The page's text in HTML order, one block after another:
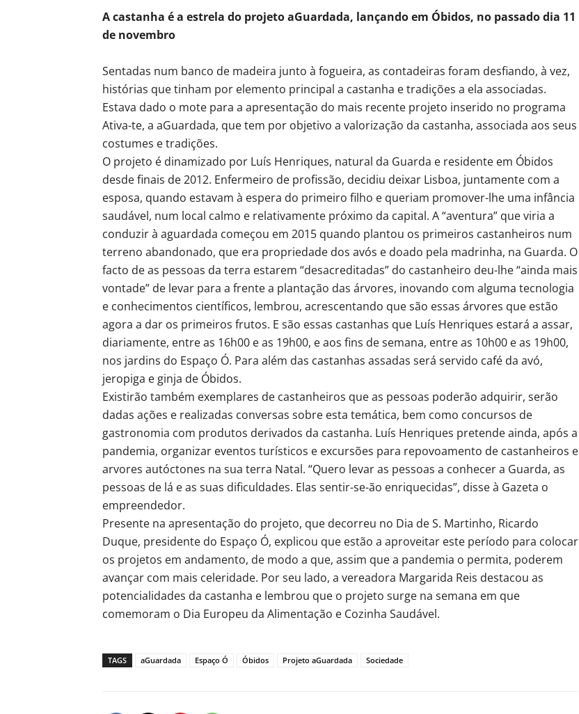
A castanha é a estrela do projeto aGuardada, lançando em Óbidos, no passado dia 11
de novembro
Sentadas num banco de madeira junto à fogueira, as contadeiras foram desfiando, à vez,
histórias que tinham por elemento principal a castanha e tradições a ela associadas.
Estava dado o mote para a apresentação do mais recente projeto inserido no programa
Ativa-te, a aGuardada, que tem por objetivo a valorização da castanha, associada aos seus
costumes e tradições.
O projeto é dinamizado por Luís Henriques, natural da Guarda e residente em Óbidos
desde finais de 2012. Enfermeiro de profissão, decidiu deixar Lisboa, juntamente com a
esposa, quando estavam à espera do primeiro filho e queriam promover-lhe uma infância
saudável, num local calmo e relativamente próximo da capital. A “aventura” que viria a
conduzir à aguardada começou em 2015 quando plantou os primeiros castanheiros num
terreno abandonado, que era propriedade dos avós e doado pela madrinha, na Guarda. O
facto de as pessoas da terra estarem “desacreditadas” do castanheiro deu-lhe “ainda mais
vontade” de levar para a frente a plantação das árvores, inovando com alguma tecnologia
e conhecimentos científicos, lembrou, acrescentando que são essas árvores que estão
agora a dar os primeiros frutos. E são essas castanhas que Luís Henriques estará a assar,
diariamente, entre as 16h00 e as 19h00, e aos fins de semana, entre as 10h00 e as 19h00,
nos jardins do Espaço Ó. Para além das castanhas assadas será servido café da avó,
jeropiga e ginja de Óbidos.
Existirão também exemplares de castanheiros que as pessoas poderão adquirir, serão
dadas ações e realizadas conversas sobre esta temática, bem como concursos de
gastronomia com produtos derivados da castanha. Luís Henriques pretende ainda, após a
pandemia, organizar eventos turísticos e excursões para repovoamento de castanheiros e
arvores autóctones na sua terra Natal. “Quero levar as pessoas a conhecer a Guarda, as
pessoas de lá e as suas dificuldades. Elas sentir-se-ão enriquecidas”, disse à Gazeta o
empreendedor.
Presente na apresentação do projeto, que decorreu no Dia de S. Martinho, Ricardo
Duque, presidente do Espaço Ó, explicou que estão a aproveitar este período para colocar
os projetos em andamento, de modo a que, assim que a pandemia o permita, poderem
avançar com mais celeridade. Por seu lado, a vereadora Margarida Reis destacou as
potencialidades da castanha e lembrou que o projeto surge na semana em que
comemoram o Dia Europeu da Alimentação e Cozinha Saudável.
TAGS aGuardada Espaço Ó Óbidos Projeto aGuardada Sociedade